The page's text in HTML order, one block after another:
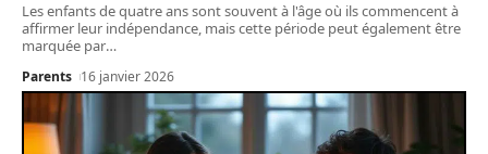
Les enfants de quatre ans sont souvent à l'âge où ils commencent à
affirmer leur indépendance, mais cette période peut également être
marquée par…
Parents 16 janvier 2026